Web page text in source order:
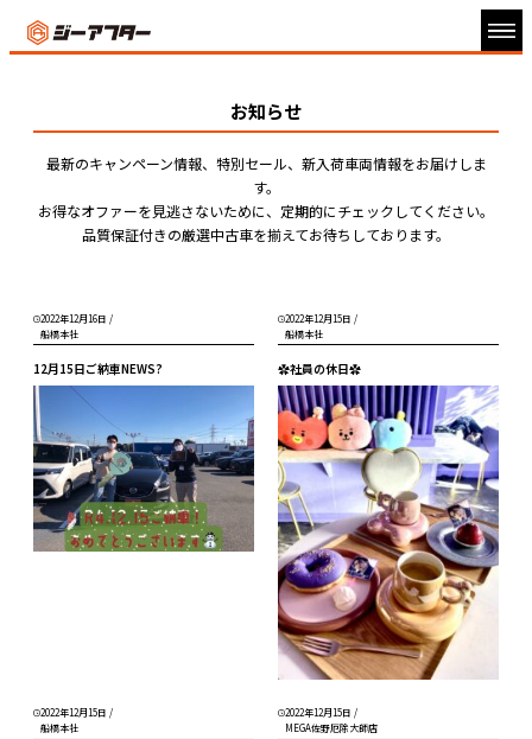
お知らせ
最新のキャンペーン情報、特別セール、新入荷車両情報をお届けしま
す。
お得なオファーを見逃さないために、定期的にチェックしてください。
品質保証付きの厳選中古車を揃えてお待ちしております。
12月15日ご納車NEWS?
2022年12月16日 /
船橋本社
✿社員の休日✿
2022年12月15日 /
船橋本社
2022年12月15日 /
船橋本社
2022年12月15日 /
MEGA佐野厄除大師店